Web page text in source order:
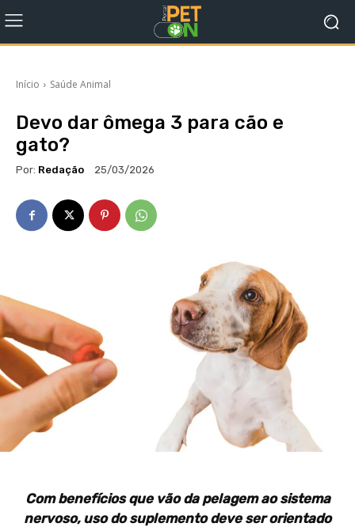
Início Saúde Animal
Devo dar ômega 3 para cão e
gato?
Por: Redação 25/03/2026
Com benefícios que vão da pelagem ao sistema
nervoso, uso do suplemento deve ser orientado